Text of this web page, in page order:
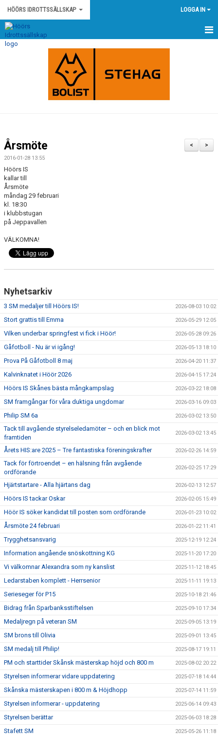
HÖÖRS IDROTTSSÄLLSKAP LOGGA IN
HEM
KLUBBSHOP
KALENDER
MATCHER
OM KLUBBEN
DOKUMENT
SPONSRING
ANTIDOPING
MEDLEMS- & TRÄNINGSAVGIFTER
FRITIDSKORTET
TRÄNINGSTIDER
>
<
Årsmöte
2016-01-28 13:55
Höörs IS
kallar till
Årsmöte
måndag 29 februari
kl. 18:30
i klubbstugan
på Jeppavallen
VÄLKOMNA!
Nyhetsarkiv
3 SM medaljer till Höörs IS! 2026-08-03 10:02
Stort grattis till Emma 2026-05-29 12:05
Vilken underbar springfest vi fick i Höör! 2026-05-28 09:26
Gåfotboll - Nu är vi igång! 2026-05-13 18:10
Prova På Gåfotboll 8 maj 2026-04-20 11:37
Kalvinknatet i Höör 2026 2026-04-15 17:24
Höörs IS Skånes bästa mångkampslag 2026-03-22 18:08
SM framgångar för våra duktiga ungdomar 2026-03-16 09:03
Philip SM 6a 2026-03-02 13:50
Tack till avgående styrelseledamöter – och en blick mot
framtiden
2026-03-02 13:45
Årets HIS:are 2025 – Tre fantastiska föreningskrafter 2026-02-26 14:59
Tack för förtroendet – en hälsning från avgående
ordförande
2026-02-25 17:29
Hjärtstartare - Alla hjärtans dag 2026-02-13 12:57
Höörs IS tackar Oskar 2026-02-05 15:49
Höör IS söker kandidat till posten som ordförande 2026-01-23 10:02
Årsmöte 24 februari 2026-01-22 11:41
Trygghetsansvarig 2025-12-19 12:24
Information angående snöskottning KG 2025-11-20 17:20
Vi välkomnar Alexandra som ny kanslist 2025-11-12 18:45
Ledarstaben komplett - Herrsenior 2025-11-11 19:13
Serieseger för P15 2025-10-18 21:46
Bidrag från Sparbanksstiftelsen 2025-09-10 17:34
Medaljregn på veteran SM 2025-09-05 13:19
SM brons till Olivia 2025-09-01 13:45
SM medalj till Philip! 2025-08-17 19:11
PM och starttider Skånsk mästerskap höjd och 800 m 2025-08-02 20:22
Styrelsen informerar vidare uppdatering 2025-07-18 14:44
Skånska mästerskapen i 800 m & Höjdhopp 2025-07-14 11:59
Styrelsen informerar - uppdatering 2025-06-14 09:43
Styrelsen berättar 2025-06-03 18:28
Stafett SM 2025-05-26 11:18